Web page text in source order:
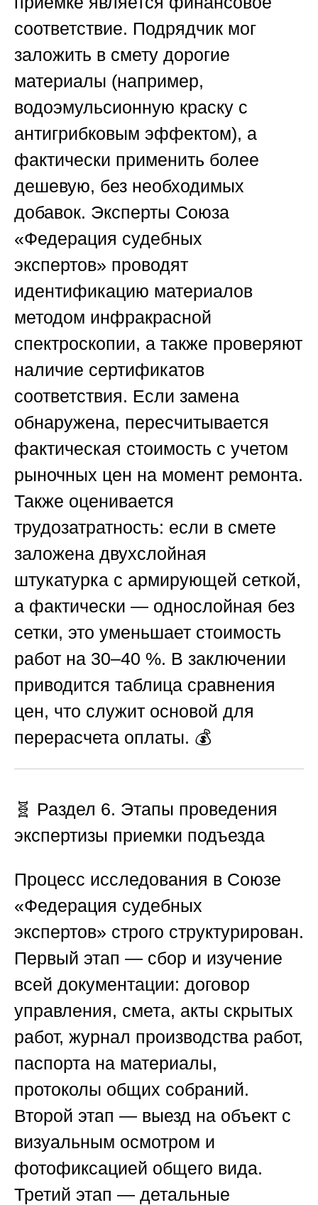
соответствие. Подрядчик мог
заложить в смету дорогие
материалы (например,
водоэмульсионную краску с
антигрибковым эффектом), а
фактически применить более
дешевую, без необходимых
добавок. Эксперты Союза
«Федерация судебных
экспертов» проводят
идентификацию материалов
методом инфракрасной
спектроскопии, а также проверяют
наличие сертификатов
соответствия. Если замена
обнаружена, пересчитывается
фактическая стоимость с учетом
рыночных цен на момент ремонта.
Также оценивается
трудозатратность: если в смете
заложена двухслойная
штукатурка с армирующей сеткой,
а фактически — однослойная без
сетки, это уменьшает стоимость
работ на 30–40 %. В заключении
приводится таблица сравнения
цен, что служит основой для
перерасчета оплаты. 💰
🧬 Раздел 6. Этапы проведения
экспертизы приемки подъезда
Процесс исследования в Союзе
«Федерация судебных
экспертов» строго структурирован.
Первый этап — сбор и изучение
всей документации: договор
управления, смета, акты скрытых
работ, журнал производства работ,
паспорта на материалы,
протоколы общих собраний.
Второй этап — выезд на объект с
визуальным осмотром и
фотофиксацией общего вида.
Третий этап — детальные